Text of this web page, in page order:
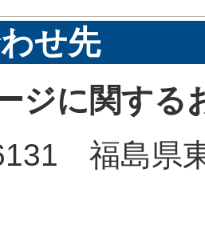
せ先
ジに関する
福島県